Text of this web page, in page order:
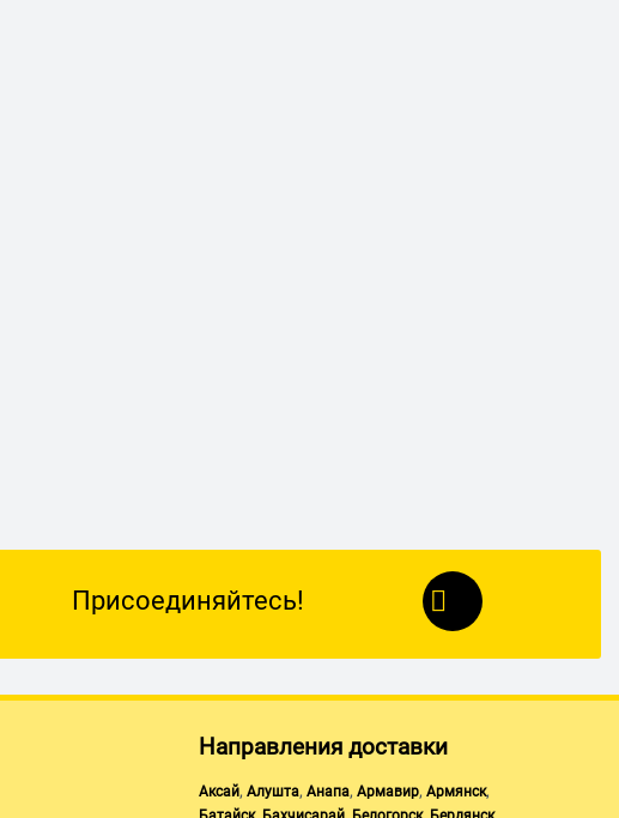
Присоединяйтесь!
Направления доставки
Аксай, Алушта, Анапа, Армавир, Армянск,